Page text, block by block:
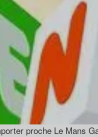
proche Le Mans